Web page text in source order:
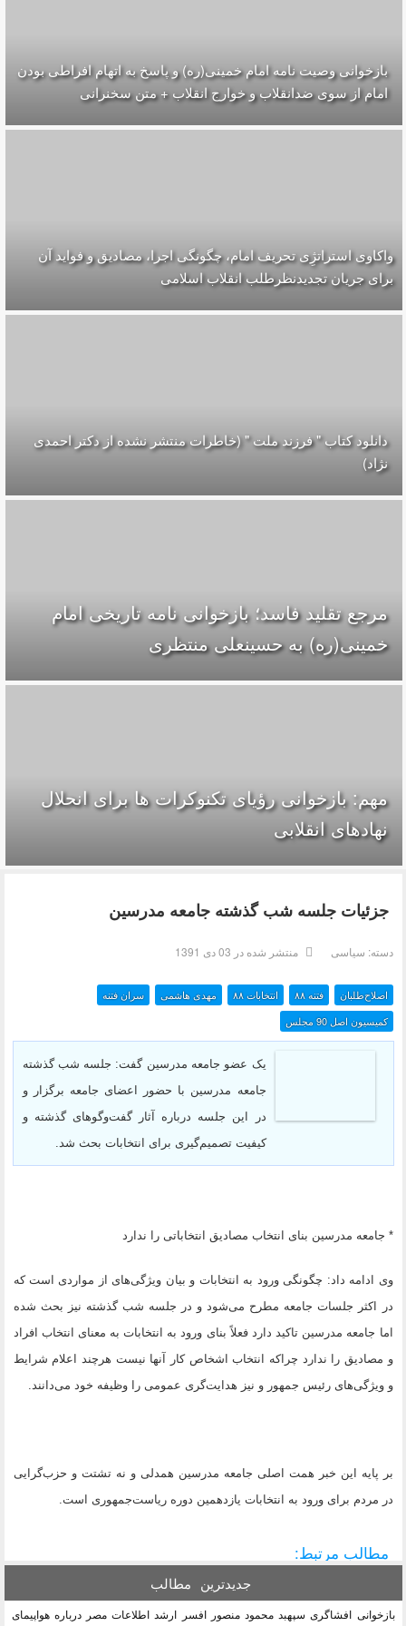
بازخوانی وصیت نامه امام خمینی(ره) و پاسخ به اتهام افراطی بودن
امام از سوی ضدانقلاب و خوارج انقلاب + متن سخنرانی
واکاوی استراتژِی تحریف امام، چگونگی اجرا، مصادیق و فواید آن
برای جریان تجدیدنظرطلب انقلاب اسلامی
دانلود کتاب " فرزند ملت " (خاطرات منتشر نشده از دکتر احمدی
نژاد)
مرجع تقلید فاسد؛ بازخوانی نامه تاریخی امام
خمینی(ره) به حسینعلی منتظری
مهم: بازخوانی رؤیای تکنوکرات ها برای انحلال
نهادهای انقلابی
جزئیات جلسه شب گذشته جامعه مدرسین
دسته: سیاسی منتشر شده در 03 دی 1391
اصلاح‌طلبان فتنه ۸۸ انتخابات ۸۸ مهدی هاشمی
سران فتنه
کمیسیون اصل 90 مجلس
یک عضو جامعه مدرسین گفت: جلسه شب گذشته
جامعه مدرسین با حضور اعضای جامعه برگزار و
در این جلسه درباره آثار گفت‌و‌گوهای گذشته و
کیفیت تصمیم‌گیری برای انتخابات بحث شد.
* جامعه مدرسین بنای انتخاب مصادیق انتخاباتی را ندارد
وی ادامه داد: چگونگی ورود به انتخابات و بیان ویژگی‌های از مواردی است که
در اکثر جلسات جامعه مطرح می‌شود و در جلسه شب گذشته نیز بحث شده
اما جامعه مدرسین تاکید دارد فعلاً بنای ورود به انتخابات به معنای انتخاب افراد
و مصادیق را ندارد چراکه انتخاب اشخاص کار آنها نیست هرچند اعلام شرایط
و ویژگی‌های رئیس جمهور و نیز هدایت‌گری عمومی را وظیفه خود می‌دانند.
بر پایه این خبر همت اصلی جامعه مدرسین همدلی و نه تشتت و حزب‌گرایی
در مردم برای ورود به انتخابات یازدهمین دوره ریاست‌جمهوری است.
مطالب مرتبط:
جدیدترین مطالب
بازخوانی افشاگری سپهبد محمود منصور افسر ارشد اطلاعات مصر درباره هواپیمای